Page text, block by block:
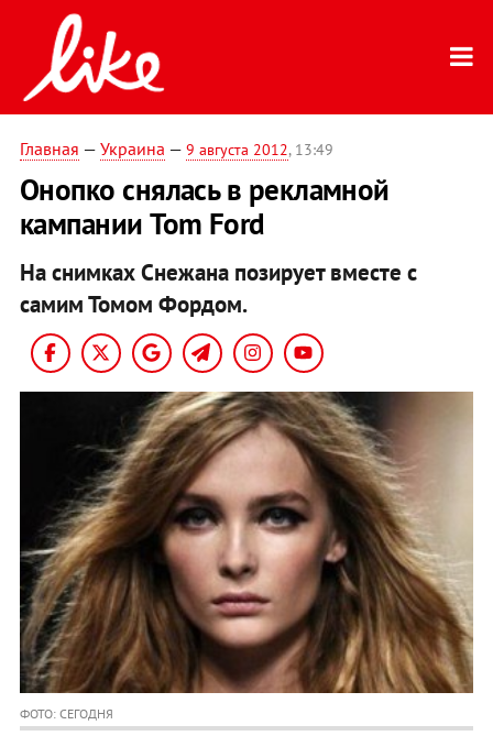
Главная — Украина — 9 августа 2012, 13:49
Онопко снялась в рекламной
кампании Tom Ford
На снимках Снежана позирует вместе с
самим Томом Фордом.
ФОТО: СЕГОДНЯ